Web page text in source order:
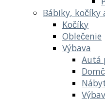
Bábiky, kočíky
Kočíky
Oblečenie
Výbava
Autá